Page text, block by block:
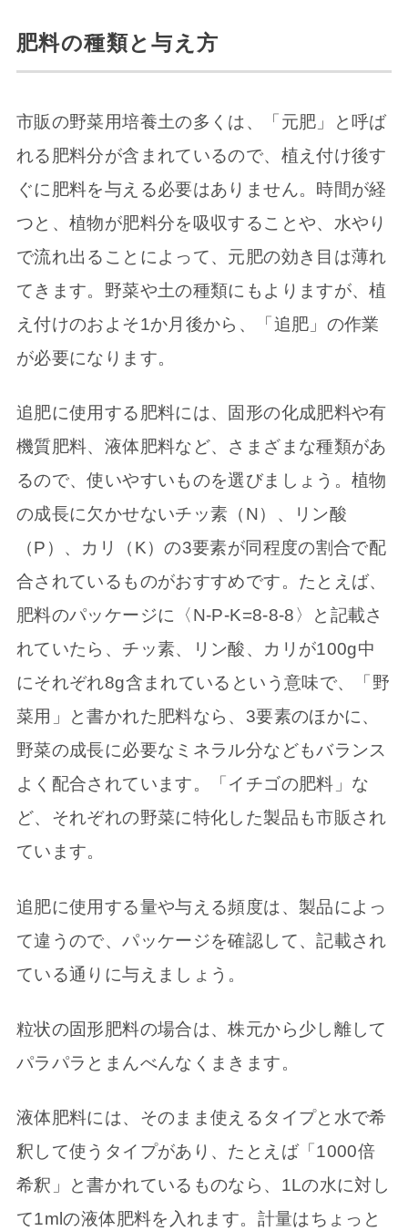
肥料の種類と与え方
市販の野菜用培養土の多くは、「元肥」と呼ば
れる肥料分が含まれているので、植え付け後す
ぐに肥料を与える必要はありません。時間が経
つと、植物が肥料分を吸収することや、水やり
で流れ出ることによって、元肥の効き目は薄れ
てきます。野菜や土の種類にもよりますが、植
え付けのおよそ1か月後から、「追肥」の作業
が必要になります。
追肥に使用する肥料には、固形の化成肥料や有
機質肥料、液体肥料など、さまざまな種類があ
るので、使いやすいものを選びましょう。植物
の成長に欠かせないチッ素（N）、リン酸
（P）、カリ（K）の3要素が同程度の割合で配
合されているものがおすすめです。たとえば、
肥料のパッケージに〈N-P-K=8-8-8〉と記載さ
れていたら、チッ素、リン酸、カリが100g中
にそれぞれ8g含まれているという意味で、「野
菜用」と書かれた肥料なら、3要素のほかに、
野菜の成長に必要なミネラル分などもバランス
よく配合されています。「イチゴの肥料」な
ど、それぞれの野菜に特化した製品も市販され
ています。
追肥に使用する量や与える頻度は、製品によっ
て違うので、パッケージを確認して、記載され
ている通りに与えましょう。
粒状の固形肥料の場合は、株元から少し離して
パラパラとまんべんなくまきます。
液体肥料には、そのまま使えるタイプと水で希
釈して使うタイプがあり、たとえば「1000倍
希釈」と書かれているものなら、1Lの水に対し
て1mlの液体肥料を入れます。計量はちょっと